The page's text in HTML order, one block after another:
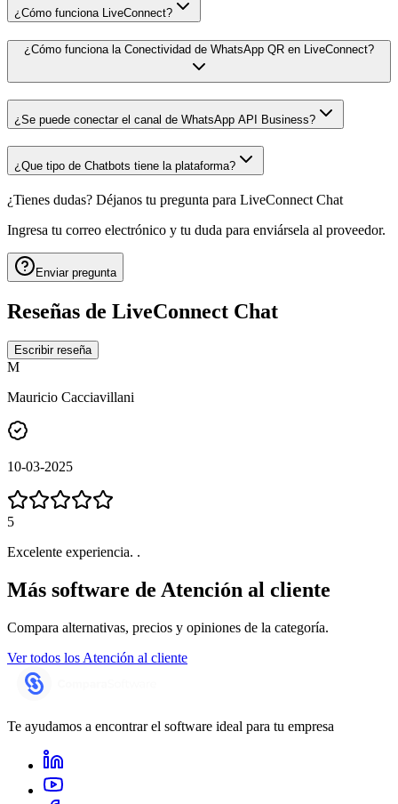
¿Cómo funciona LiveConnect?
¿Cómo funciona la Conectividad de WhatsApp QR en LiveConnect?
¿Se puede conectar el canal de WhatsApp API Business?
¿Que tipo de Chatbots tiene la plataforma?
¿Tienes dudas? Déjanos tu pregunta para LiveConnect Chat
Ingresa tu correo electrónico y tu duda para enviársela al proveedor.
Enviar pregunta
Reseñas de LiveConnect Chat
Escribir reseña
M
Mauricio Cacciavillani
10-03-2025
5
Excelente experiencia. .
Más software de Atención al cliente
Compara alternativas, precios y opiniones de la categoría.
Ver todos los Atención al cliente
Te ayudamos a encontrar el software ideal para tu empresa